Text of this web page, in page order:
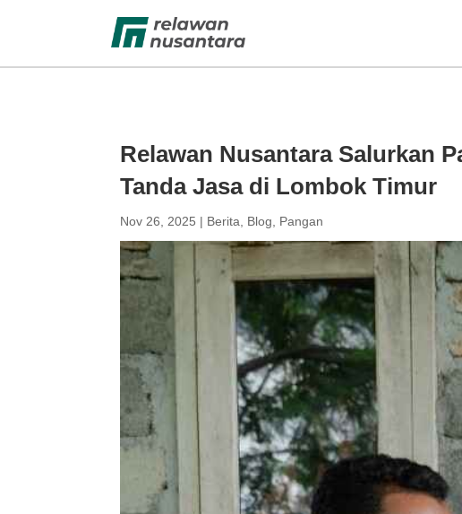
Relawan Nusantara Salurkan
Tanda Jasa di Lombok Timur
Nov 26, 2025 | Berita Blog Pangan